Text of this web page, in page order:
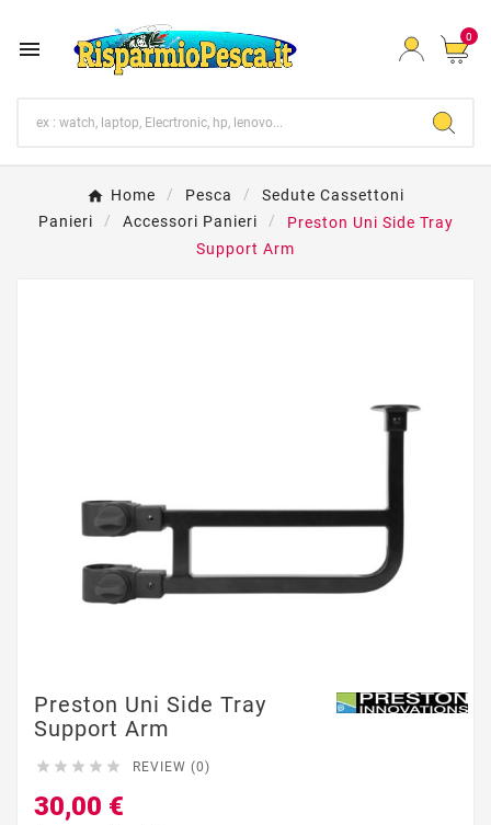
 0
Home Pesca
Sedute Cassettoni
Panieri
Accessori Panieri
Preston Uni Side Tray
Support Arm
Preston Uni Side Tray
Support Arm
     REVIEW (0)
30,00 €